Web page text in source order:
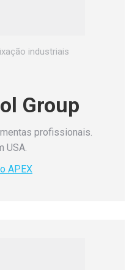
industriais
Group
profissionais.
USA.
APEX